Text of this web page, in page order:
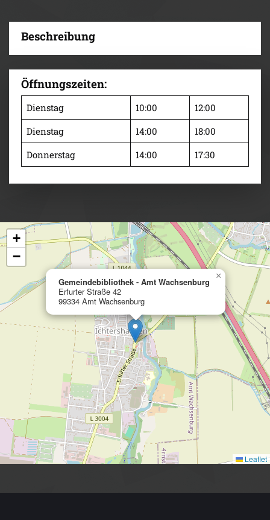
Beschreibung
Öffnungszeiten:
Dienstag 10:00
12:00
Dienstag
14:00
18:00
Donnerstag
14:00 17:30
Gemeindebibliothek - Amt Wachsenburg
Erfurter Straße 42
99334 Amt Wachsenburg
×
+
−
Leaflet